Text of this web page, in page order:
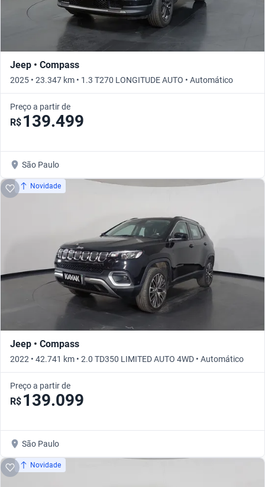
Jeep • Compass
2025 • 23.347 km • 1.3 T270 LONGITUDE AUTO • Automático
Preço a partir de
R$ 139.499
São Paulo
Novidade
Jeep • Compass
2022 • 42.741 km • 2.0 TD350 LIMITED AUTO 4WD • Automático
Preço a partir de
R$ 139.099
São Paulo
Novidade